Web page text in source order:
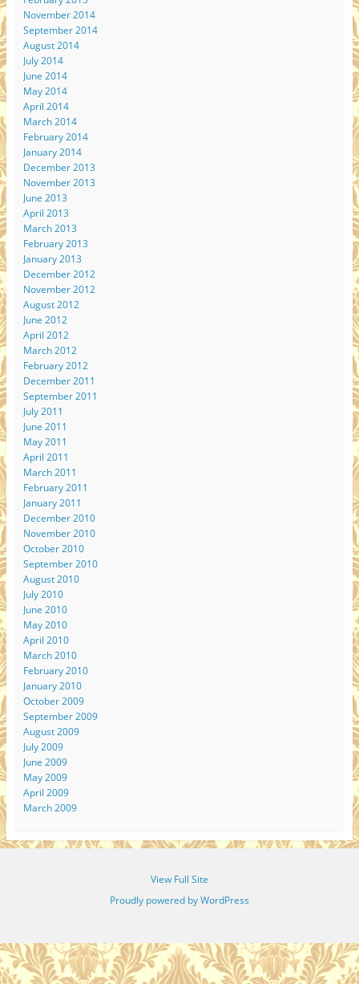
November 2014
September 2014
August 2014
July 2014
June 2014
May 2014
April 2014
March 2014
February 2014
January 2014
December 2013
November 2013
June 2013
April 2013
March 2013
February 2013
January 2013
December 2012
November 2012
August 2012
June 2012
April 2012
March 2012
February 2012
December 2011
September 2011
July 2011
June 2011
May 2011
April 2011
March 2011
February 2011
January 2011
December 2010
November 2010
October 2010
September 2010
August 2010
July 2010
June 2010
May 2010
April 2010
March 2010
February 2010
January 2010
October 2009
September 2009
August 2009
July 2009
June 2009
May 2009
April 2009
March 2009
View Full Site
Proudly powered by WordPress